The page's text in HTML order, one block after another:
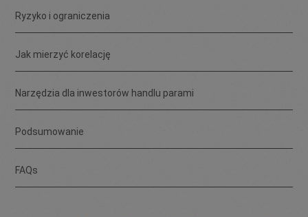
Ryzyko i ograniczenia
Jak mierzyć korelację
Narzędzia dla inwestorów handlu parami
Podsumowanie
FAQs